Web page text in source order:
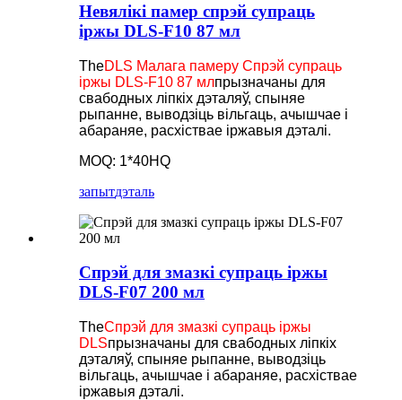
Невялікі памер спрэй супраць
іржы DLS-F10 87 мл
TheDLS Малага памеру Спрэй супраць
іржы DLS-F10 87 млпрызначаны для
свабодных ліпкіх дэталяў, спыняе
рыпанне, выводзіць вільгаць, ачышчае і
абараняе, расхіствае іржавыя дэталі.
MOQ: 1*40HQ
запытдэталь
Спрэй для змазкі супраць іржы
DLS-F07 200 мл
TheСпрэй для змазкі супраць іржы
DLSпрызначаны для свабодных ліпкіх
дэталяў, спыняе рыпанне, выводзіць
вільгаць, ачышчае і абараняе, расхіствае
іржавыя дэталі.